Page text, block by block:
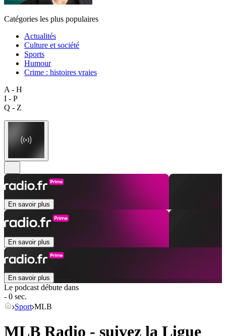
Catégories les plus populaires
Actualités
Culture et société
Sports
Humour
Crime : histoires vraies
A - H
I - P
Q - Z
En savoir plus
En savoir plus
En savoir plus
Le podcast débute dans
- 0 sec.
Sport MLB
MLB Radio - suivez la Ligue